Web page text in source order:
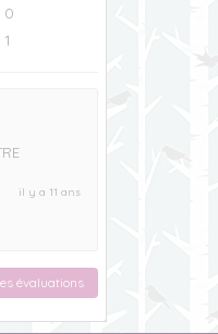
0
1
il y a 11 ans
évaluations